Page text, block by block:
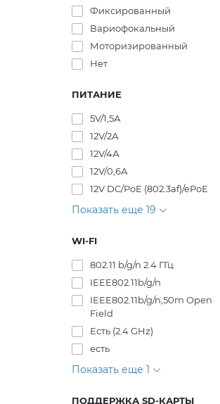
Фиксированный
Вариофокальный
Моторизированный
Нет
ПИТАНИЕ
5V/1,5А
12V/2А
12V/4А
12V/0,6А
12V DC/PoE (802.3af)/ePoE
Показать еще 19
WI-FI
802.11 b/g/n 2.4 ГГц
IEEE802.11b/g/n
IEEE802.11b/g/n,50m Open
Field
Есть (2.4 GHz)
есть
Показать еще 1
ПОДДЕРЖКА SD-КАРТЫ